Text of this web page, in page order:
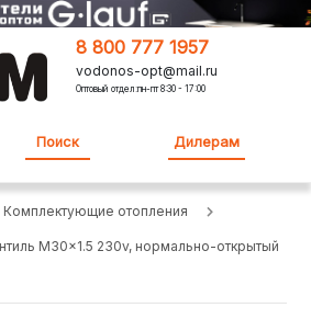
8 800 777 1957
vodonos-opt@mail.ru
Оптовый отдел:пн-пт 8:30 - 17:00
Поиск Дилерам
Комплектующие отопления
M30x1.5 230v, нормально-открытый